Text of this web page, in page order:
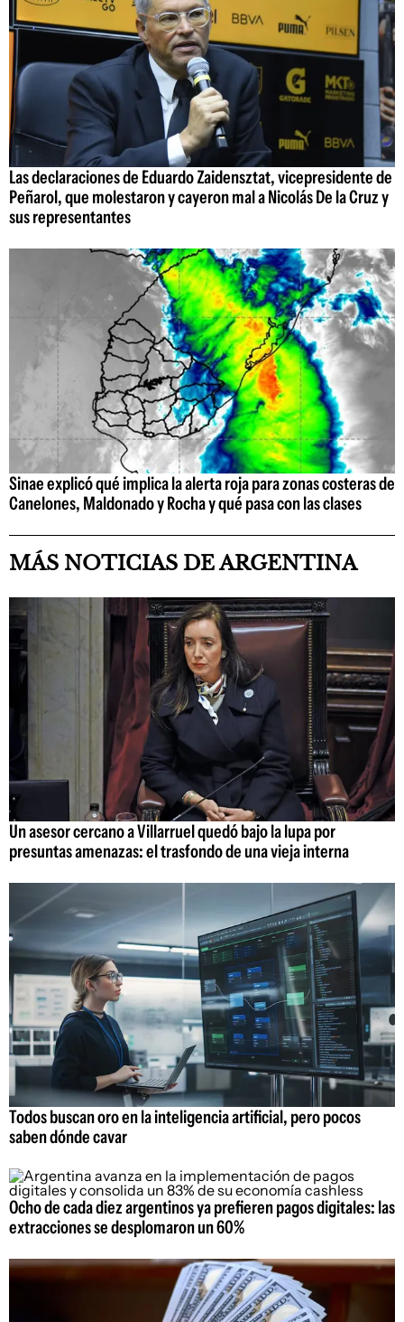
Las declaraciones de Eduardo Zaidensztat, vicepresidente de
Peñarol, que molestaron y cayeron mal a Nicolás De la Cruz y
sus representantes
Sinae explicó qué implica la alerta roja para zonas costeras de
Canelones, Maldonado y Rocha y qué pasa con las clases
MÁS NOTICIAS DE ARGENTINA
Un asesor cercano a Villarruel quedó bajo la lupa por
presuntas amenazas: el trasfondo de una vieja interna
Todos buscan oro en la inteligencia artificial, pero pocos
saben dónde cavar
Ocho de cada diez argentinos ya prefieren pagos digitales: las
extracciones se desplomaron un 60%